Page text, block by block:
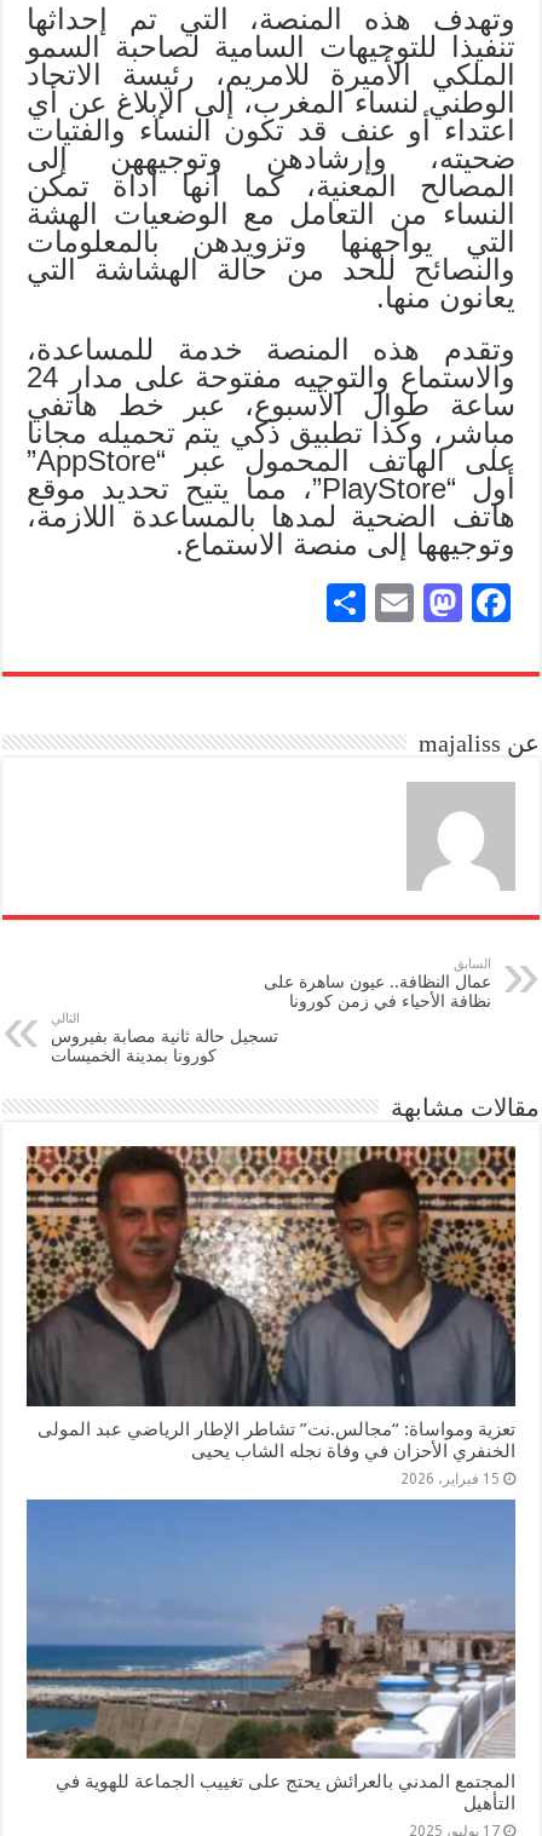
وتهدف هذه المنصة، التي تم إحداثها
تنفيذا للتوجيهات السامية لصاحبة السمو
الملكي الأميرة للامريم، رئيسة الاتحاد
الوطني لنساء المغرب، إلى الإبلاغ عن أي
اعتداء أو عنف قد تكون النساء والفتيات
ضحيته، وإرشادهن وتوجيههن إلى
المصالح المعنية، كما أنها أداة تمكن
النساء من التعامل مع الوضعيات الهشة
التي يواجهنها وتزويدهن بالمعلومات
والنصائح للحد من حالة الهشاشة التي
يعانون منها.
وتقدم هذه المنصة خدمة للمساعدة،
والاستماع والتوجيه مفتوحة على مدار 24
ساعة طوال الأسبوع، عبر خط هاتفي
مباشر، وكذا تطبيق ذكي يتم تحميله مجانا
على الهاتف المحمول عبر “AppStore”
أول “PlayStore”، مما يتيح تحديد موقع
هاتف الضحية لمدها بالمساعدة اللازمة،
وتوجيهها إلى منصة الاستماع.
Fa
bo
M
to
n
E
ail
re
عن majaliss
السابق
عمال النظافة.. عيون ساهرة على
نظافة الأحياء في زمن كورونا
التالي
تسجيل حالة ثانية مصابة بفيروس
كورونا بمدينة الخميسات
مقالات مشابهة
تعزية ومواساة: “مجالس.نت” تشاطر الإطار الرياضي عبد المولى
الخنفري الأحزان في وفاة نجله الشاب يحيى
15 فبراير، 2026
المجتمع المدني بالعرائش يحتج على تغييب الجماعة للهوية في
التأهيل
17 يوليو، 2025